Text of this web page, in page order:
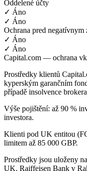
Oddelené účty
✓ Áno
✓ Áno
Ochrana pred negatívnym
✓ Áno
✓ Áno
Capital.com — ochrana
Prostředky klientů
kyperským garančním
případě insolvence
Výše pojištění: až 90 %
investora.
Klienti pod UK entitou
limitem až 85 000 GBP.
Prostředky jsou uloženy
UK, Raiffeisen Bank v